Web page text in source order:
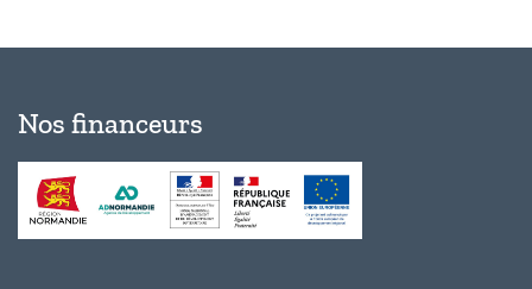
Nos financeurs